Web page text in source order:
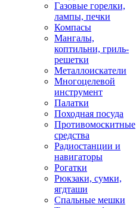
Газовые горелки,
лампы, печки
Компасы
Мангалы,
коптильни, гриль-
решетки
Металлоискатели
Многоцелевой
инструмент
Палатки
Походная посуда
Противомоскитные
средства
Радиостанции и
навигаторы
Рогатки
Рюкзаки, сумки,
ягдташи
Спальные мешки